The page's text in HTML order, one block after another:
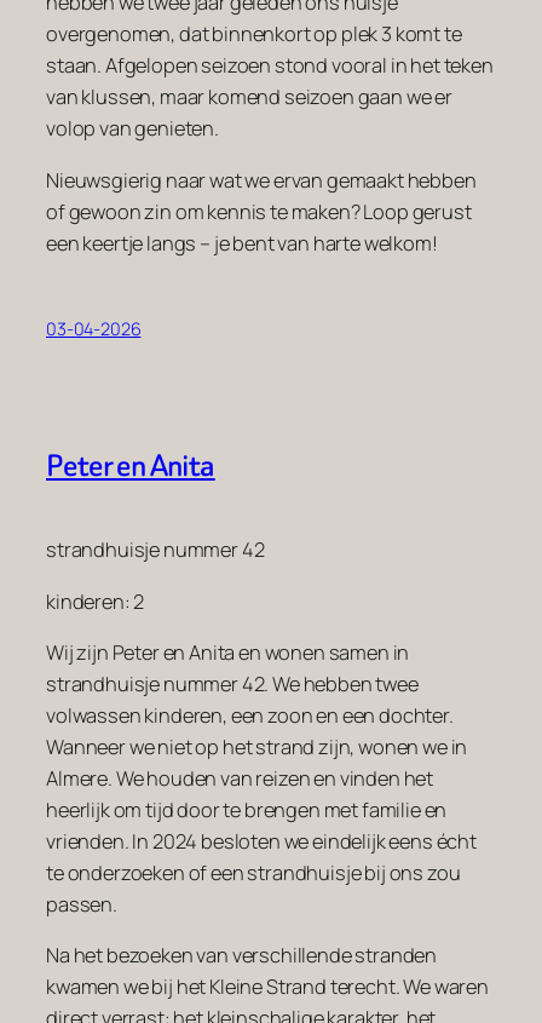
overgenomen, dat binnenkort op plek 3 komt te
staan. Afgelopen seizoen stond vooral in het teken
van klussen, maar komend seizoen gaan we er
volop van genieten.
Nieuwsgierig naar wat we ervan gemaakt hebben
of gewoon zin om kennis te maken? Loop gerust
een keertje langs – je bent van harte welkom!
03-04-2026
Peter en Anita
strandhuisje nummer 42
kinderen: 2
Wij zijn Peter en Anita en wonen samen in
strandhuisje nummer 42. We hebben twee
volwassen kinderen, een zoon en een dochter.
Wanneer we niet op het strand zijn, wonen we in
Almere. We houden van reizen en vinden het
heerlijk om tijd door te brengen met familie en
vrienden. In 2024 besloten we eindelijk eens écht
te onderzoeken of een strandhuisje bij ons zou
passen.
Na het bezoeken van verschillende stranden
kwamen we bij het Kleine Strand terecht. We waren